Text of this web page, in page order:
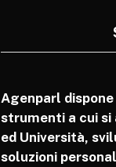
Agenparl
strumenti a cui
ed Università,
soluzioni